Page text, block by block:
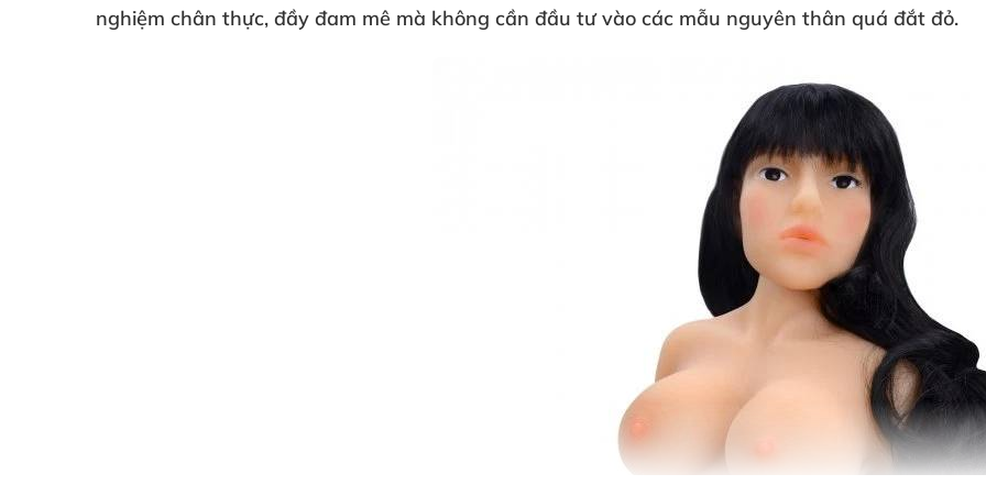
nghiệm chân thực, đầy đam mê mà không cần đầu tư vào các mẫu nguyên thân quá đắt đỏ.